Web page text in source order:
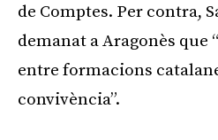
de Comptes. Per contra,
demanat a Aragonès
entre formacions
convivència”.